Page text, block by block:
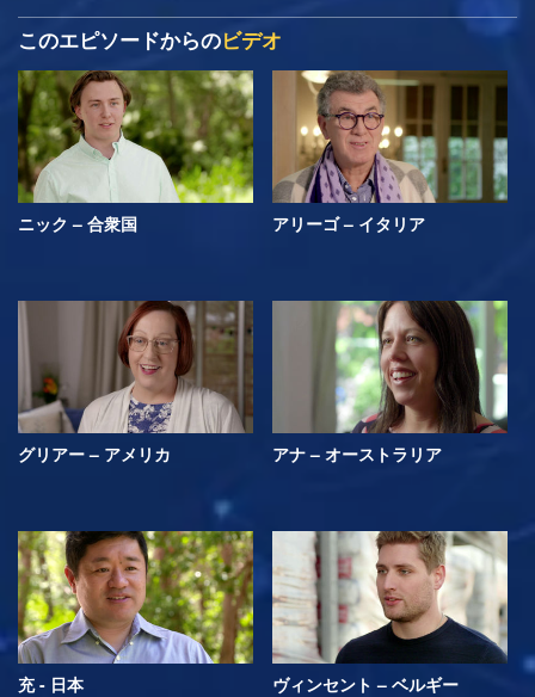
このエピソードからのビデオ
ニック – 合衆国 アリーゴ – イタリア
グリアー – アメリカ アナ – オーストラリア
充 - 日本 ヴィンセント – ベルギー